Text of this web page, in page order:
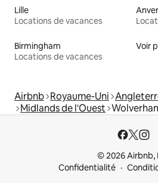
Lille
Locations de vacances
Birmingham
Locations de vacances
Voir
Airbnb Royaume-Uni
Midlands de l'Ouest
© 2026 Airbnb,
Confidentialité